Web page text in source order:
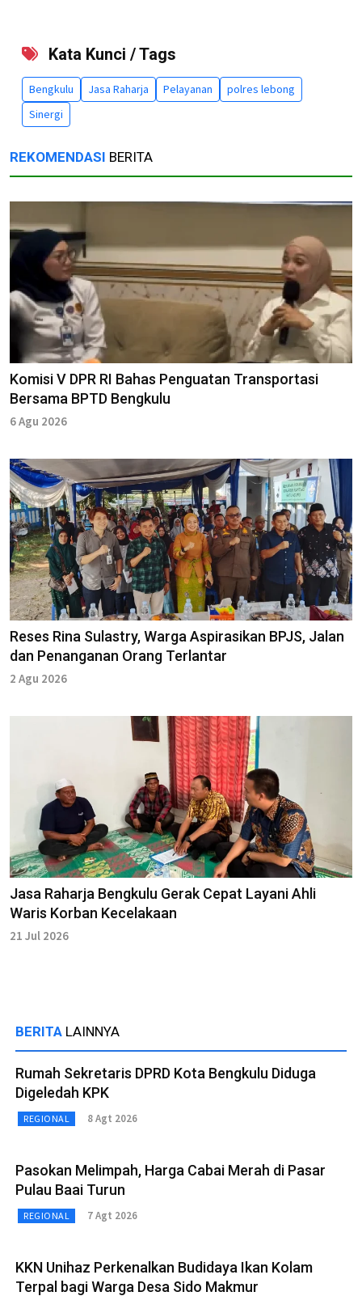
Kata Kunci / Tags
Bengkulu Jasa Raharja Pelayanan
polres lebong
Sinergi
REKOMENDASI BERITA
Komisi V DPR RI Bahas Penguatan Transportasi
Bersama BPTD Bengkulu
6 Agu 2026
Reses Rina Sulastry, Warga Aspirasikan BPJS, Jalan
dan Penanganan Orang Terlantar
2 Agu 2026
Jasa Raharja Bengkulu Gerak Cepat Layani Ahli
Waris Korban Kecelakaan
21 Jul 2026
BERITA LAINNYA
Rumah Sekretaris DPRD Kota Bengkulu Diduga
Digeledah KPK
REGIONAL 8 Agt 2026
Pasokan Melimpah, Harga Cabai Merah di Pasar
Pulau Baai Turun
REGIONAL 7 Agt 2026
KKN Unihaz Perkenalkan Budidaya Ikan Kolam
Terpal bagi Warga Desa Sido Makmur